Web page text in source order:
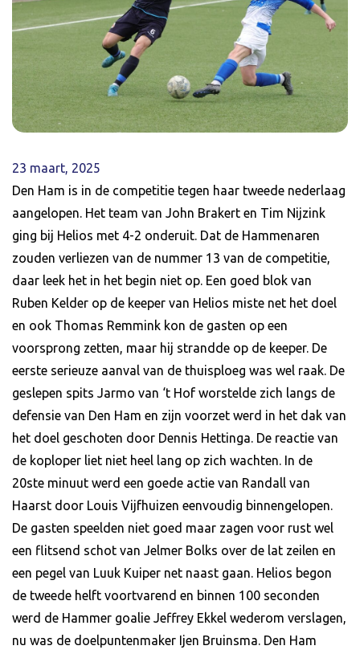
23 maart, 2025
Den Ham is in de competitie tegen haar tweede nederlaag
aangelopen. Het team van John Brakert en Tim Nijzink
ging bij Helios met 4-2 onderuit. Dat de Hammenaren
zouden verliezen van de nummer 13 van de competitie,
daar leek het in het begin niet op. Een goed blok van
Ruben Kelder op de keeper van Helios miste net het doel
en ook Thomas Remmink kon de gasten op een
voorsprong zetten, maar hij strandde op de keeper. De
eerste serieuze aanval van de thuisploeg was wel raak. De
geslepen spits Jarmo van ‘t Hof worstelde zich langs de
defensie van Den Ham en zijn voorzet werd in het dak van
het doel geschoten door Dennis Hettinga. De reactie van
de koploper liet niet heel lang op zich wachten. In de
20ste minuut werd een goede actie van Randall van
Haarst door Louis Vijfhuizen eenvoudig binnengelopen.
De gasten speelden niet goed maar zagen voor rust wel
een flitsend schot van Jelmer Bolks over de lat zeilen en
een pegel van Luuk Kuiper net naast gaan. Helios begon
de tweede helft voortvarend en binnen 100 seconden
werd de Hammer goalie Jeffrey Ekkel wederom verslagen,
nu was de doelpuntenmaker Ijen Bruinsma. Den Ham